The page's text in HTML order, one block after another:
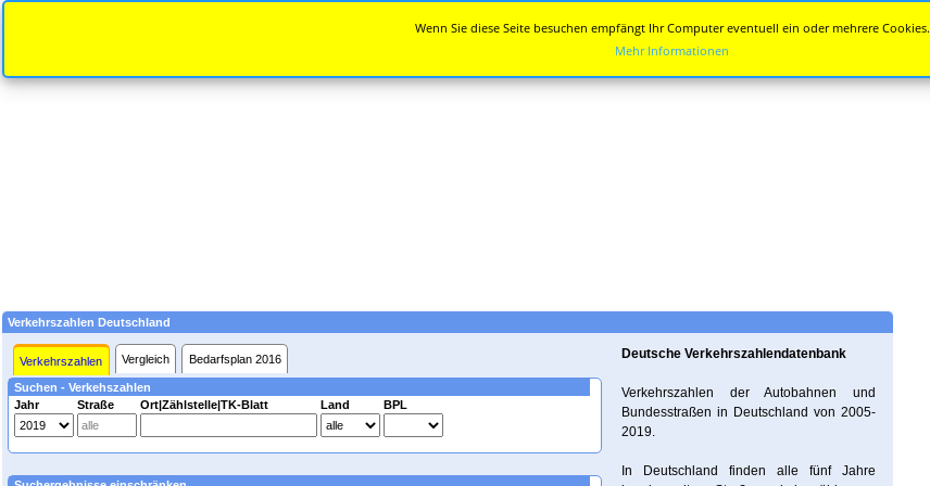
Verkehrszahlen Deutschland
Verkehrszahlen Vergleich Bedarfsplan 2016
Suchen - Verkehszahlen
Jahr
Straße Ort|Zählstelle|TK-Blatt Land BPL
Deutsche Verkehrszahlendatenbank
Verkehrszahlen der Autobahnen und
Bundesstraßen in Deutschland von 2005-
2019.
In Deutschland finden alle fünf Jahre
Wenn Sie diese Seite besuchen empfängt Ihr Computer eventuell ein oder mehrere Cookies.
Mehr Informationen